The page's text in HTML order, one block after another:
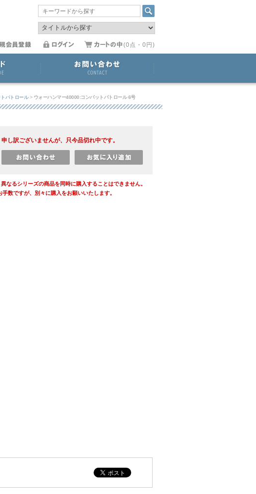
(0点・0円)
パトロール> ウォーハンマー40000:コンバットパトロール 6号
申し訳ございませんが、只今品切れ中です。
なるシリーズの商品を同時に購入することはできません。
手数ですが、別々に購入をお願いいたします。